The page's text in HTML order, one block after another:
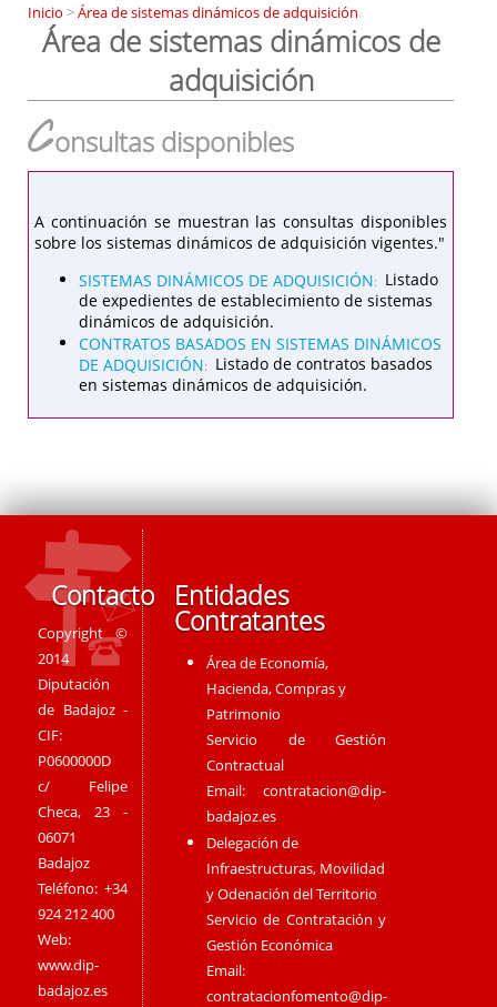
Inicio >Área de sistemas dinámicos de adquisición
Área de sistemas dinámicos de
adquisición
Consultas disponibles
A continuación se muestran las consultas disponibles
sobre los sistemas dinámicos de adquisición vigentes."
SISTEMAS DINÁMICOS DE ADQUISICIÓN: Listado
de expedientes de establecimiento de sistemas
dinámicos de adquisición.
CONTRATOS BASADOS EN SISTEMAS DINÁMICOS
DE ADQUISICIÓN: Listado de contratos basados
en sistemas dinámicos de adquisición.
Contacto
Copyright ©
2014
Diputación
de Badajoz -
CIF:
P0600000D
c/ Felipe
Checa, 23 -
06071
Badajoz
Teléfono: +34
924 212 400
Web:
www.dip-
badajoz.es
Entidades
Contratantes
Área de Economía,
Hacienda, Compras y
Patrimonio
Servicio de Gestión
Contractual
Email:contratacion@dip-
badajoz.es
Delegación de
Infraestructuras, Movilidad
y Odenación del Territorio
Servicio de Contratación y
Gestión Económica
Email:
contratacionfomento@dip-